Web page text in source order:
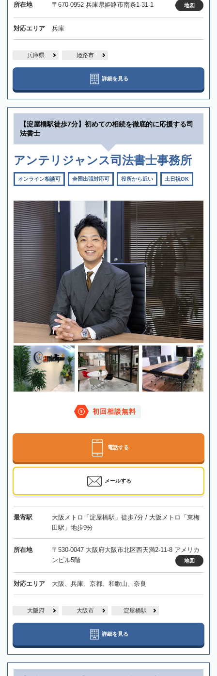
所在地 〒670-0952 兵庫県姫路市南条1-31-1 地図
対応エリア 兵庫
兵庫県 姫路市
詳細を見る
【淀屋橋駅徒歩7分】初めての相続を徹底的に応援する司
法書士
アンテリジャンス司法書士事務所
オンライン相談可 全国出張対応可 役所から近い 土日祝OK
初回相談無料
電話する
メールする
最寄駅
大阪メトロ「淀屋橋駅」徒歩7分 / 大阪メトロ「東梅
田駅」地歩9分
所在地
〒530-0047 大阪府大阪市北区西天満2-11-8 アメリカ
ンビル5階
地図
対応エリア 大阪、兵庫、京都、和歌山、奈良
大阪府 大阪市 淀屋橋駅
詳細を見る